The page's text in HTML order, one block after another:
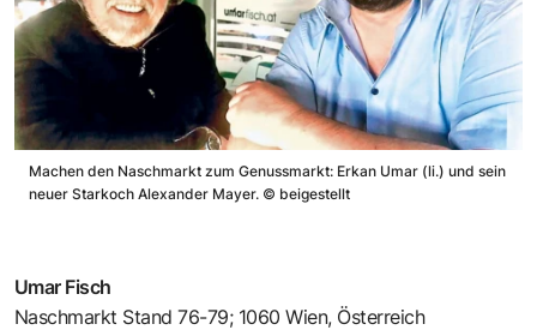
Machen den Naschmarkt zum Genussmarkt: Erkan Umar (li.) und sein
neuer Starkoch Alexander Mayer. © beigestellt
Umar Fisch
Naschmarkt Stand 76-79; 1060 Wien, Österreich